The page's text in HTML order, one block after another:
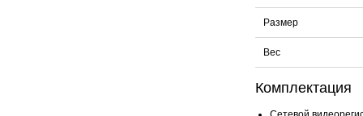
Размер
Вес
Комплектация